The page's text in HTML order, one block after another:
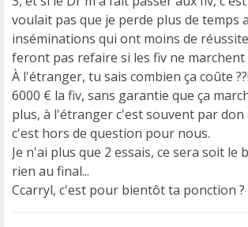
e
n
o
n
u
voulait pas que je perde plus de temps
inséminations qui ont moins de
feront pas refaire si les fiv ne marchent
À l'étranger, tu sais combien ça coûte
6000 € la fiv, sans garantie que ça
plus, à l'étranger c'est souvent par don
c'est hors de question pour nous.
Je n'ai plus que 2 essais, ce sera soit le
rien au final...
Ccarryl, c'est pour bientôt ta ponction ?